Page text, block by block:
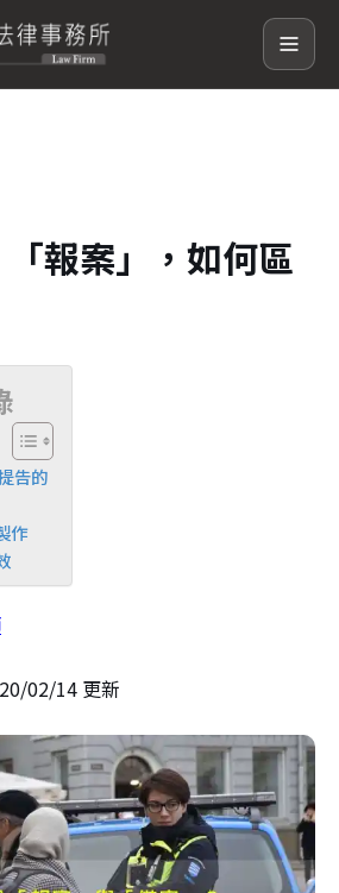
「報案」，如何區
告的
作
02/14 更新